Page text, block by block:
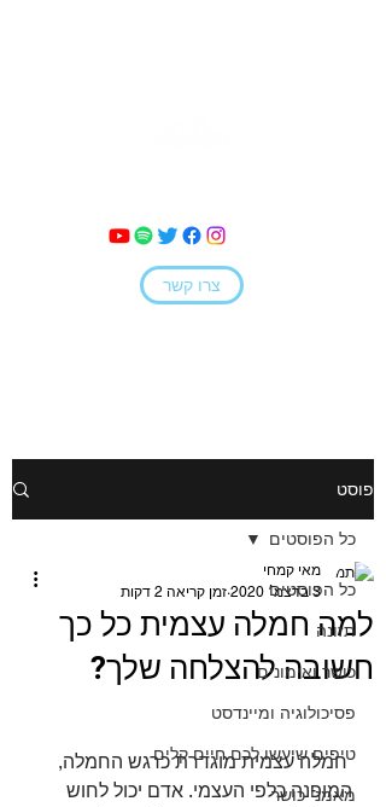
צרו קשר
פוסט
כל הפוסטים
תזונה
כושר ואימונים
פסיכולוגיה ומיינדסט
טיפים שיעשו לכם חיים קלים
מאמני כושר
כל הפוסטים
למה חמלה עצמית כל כך
חשובה להצלחה שלך?
מאי קמחי
3 בדצמ׳ 2020
זמן קריאה 2 דקות
חמלה עצמית מוגדרת כרגש החמלה,
המופנה כלפי העצמי. אדם יכול לחוש